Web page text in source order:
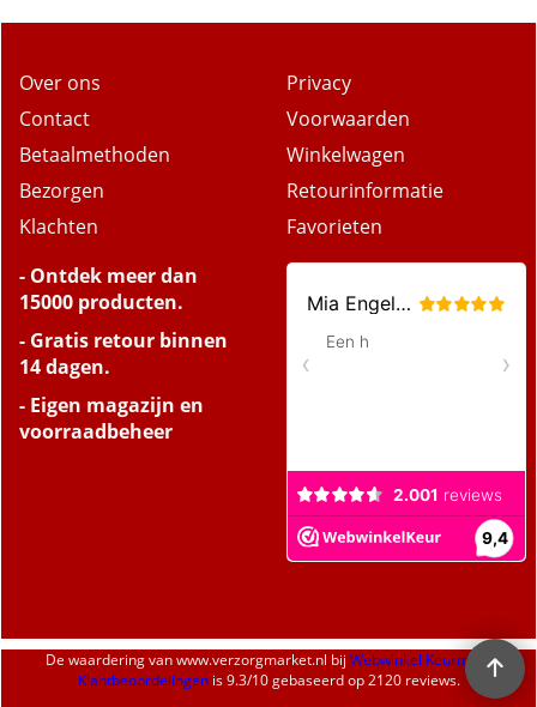
Over ons
Contact
Betaalmethoden
Bezorgen
Klachten
Privacy
Voorwaarden
Winkelwagen
Retourinformatie
Favorieten
- Ontdek meer dan
15000 producten.
- Gratis retour binnen
14 dagen.
- Eigen magazijn en
voorraadbeheer
De waardering vanwww.verzorgmarket.nl bij Webwinkel Keurmerk
Klantbeoordelingenis9.3/10gebaseerd op 2120 reviews.